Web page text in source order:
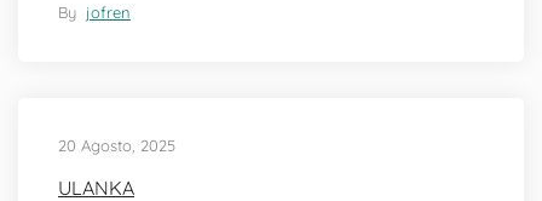
By jofren
20 Agosto, 2025
ULANKA